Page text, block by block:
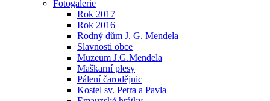
Fotogalerie
Rok 2017
Rok 2016
Rodný dům J. G. Mendela
Slavnosti obce
Muzeum J.G.Mendela
Maškarní plesy
Pálení čarodějnic
Kostel sv. Petra a Pavla